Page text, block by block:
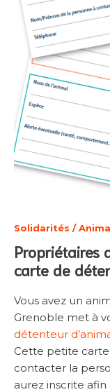
Solidarités /
Propriétaires
carte de
Vous avez un
Grenoble met à
détenteur
Cette petite
contacter la
aurez inscrite